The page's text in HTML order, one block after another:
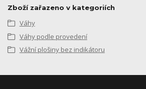
Zboží zařazeno v kategoriích
Váhy
Váhy podle provedení
Vážní plošiny bez indikátoru